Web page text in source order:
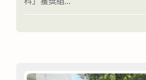
🎉
國